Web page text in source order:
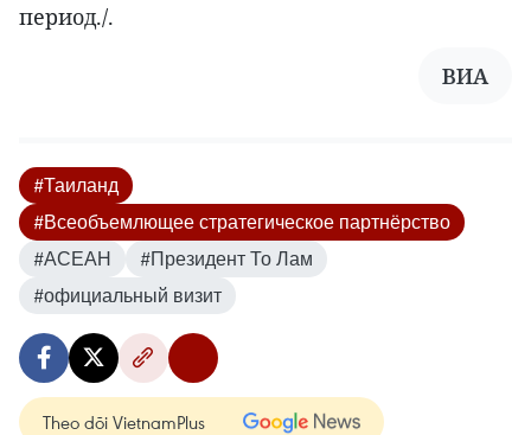
период./.
ВИА
#Таиланд
#Всеобъемлющее стратегическое партнёрство
#АСЕАН
#Президент То Лам
#официальный визит
Theo dõi VietnamPlus